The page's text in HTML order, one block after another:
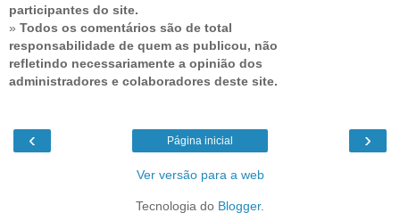
participantes do site.
» Todos os comentários são de total
responsabilidade de quem as publicou, não
refletindo necessariamente a opinião dos
administradores e colaboradores deste site.
‹ ›
Página inicial
Ver versão para a web
Tecnologia do Blogger.